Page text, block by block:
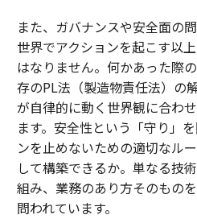
また、ガバナンスや安全面の
世界でアクションを起こす以
はなりません。何かあった際
存のPL法（製造物責任法）の
が自律的に動く世界観に合わ
ます。安全性という「守り」
ンを止めないための適切なル
して構築できるか。単なる技
組み、業務のあり方そのもの
問われています。